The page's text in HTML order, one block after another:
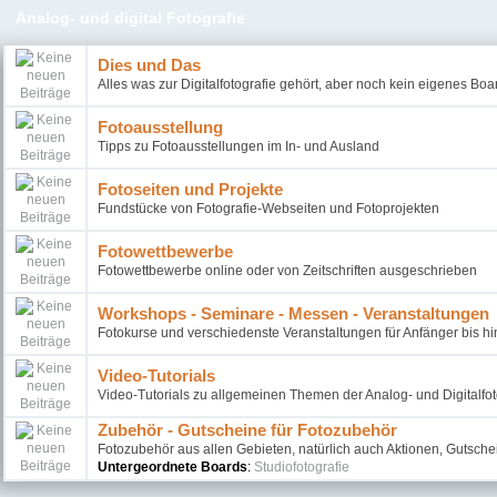
Dies und Das
Alles was zur Digitalfotografie gehört, aber noch kein eigenes
Fotoausstellung
Tipps zu Fotoausstellungen im In- und Ausland
Fotoseiten und Projekte
Fundstücke von Fotografie-Webseiten und Fotoprojekten
Fotowettbewerbe
Fotowettbewerbe online oder von Zeitschriften ausgeschrieben
Workshops - Seminare - Messen - Veranstaltungen
Fotokurse und verschiedenste Veranstaltungen für Anfänger bis
Video-Tutorials
Video-Tutorials zu allgemeinen Themen der Analog- und
Zubehör - Gutscheine für Fotozubehör
Fotozubehör aus allen Gebieten, natürlich auch Aktionen,
Untergeordnete Boards: Studiofotografie